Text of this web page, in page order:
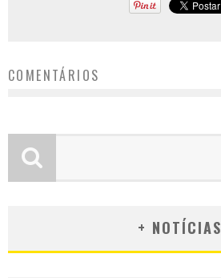
COMENTÁRIOS
+ NOTÍCIAS